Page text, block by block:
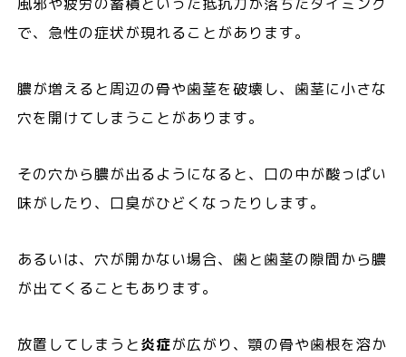
で、急性の症状が現れることがあります。
膿が増えると周辺の骨や歯茎を破壊し、歯茎に小さな
穴を開けてしまうことがあります。
その穴から膿が出るようになると、口の中が酸っぱい
味がしたり、口臭がひどくなったりします。
あるいは、穴が開かない場合、歯と歯茎の隙間から膿
が出てくることもあります。
放置してしまうと炎症が広がり、顎の骨や歯根を溶か